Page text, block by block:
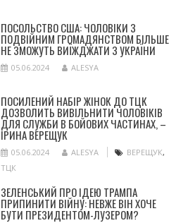
ПОСОЛЬСТВО США: ЧОЛОВІКИ З
ПОДВІЙНИМ ГРОМАДЯНСТВОМ БІЛЬШЕ
НЕ ЗМОЖУТЬ ВИЇЖДЖАТИ З УКРАЇНИ
05.06.2024 ALESYA
ПОСИЛЕНИЙ НАБІР ЖІНОК ДО ТЦК
ДОЗВОЛИТЬ ВИВІЛЬНИТИ ЧОЛОВІКІВ
ДЛЯ СЛУЖБИ В БОЙОВИХ ЧАСТИНАХ, –
ІРИНА ВЕРЕЩУК
05.06.2024 ALESYA ВЕРЕЩУК,
ТЦК
ЗЕЛЕНСЬКИЙ ПРО ІДЕЮ ТРАМПА
ПРИПИНИТИ ВІЙНУ: НЕВЖЕ ВІН ХОЧЕ
БУТИ ПРЕЗИДЕНТОМ-ЛУЗЕРОМ?